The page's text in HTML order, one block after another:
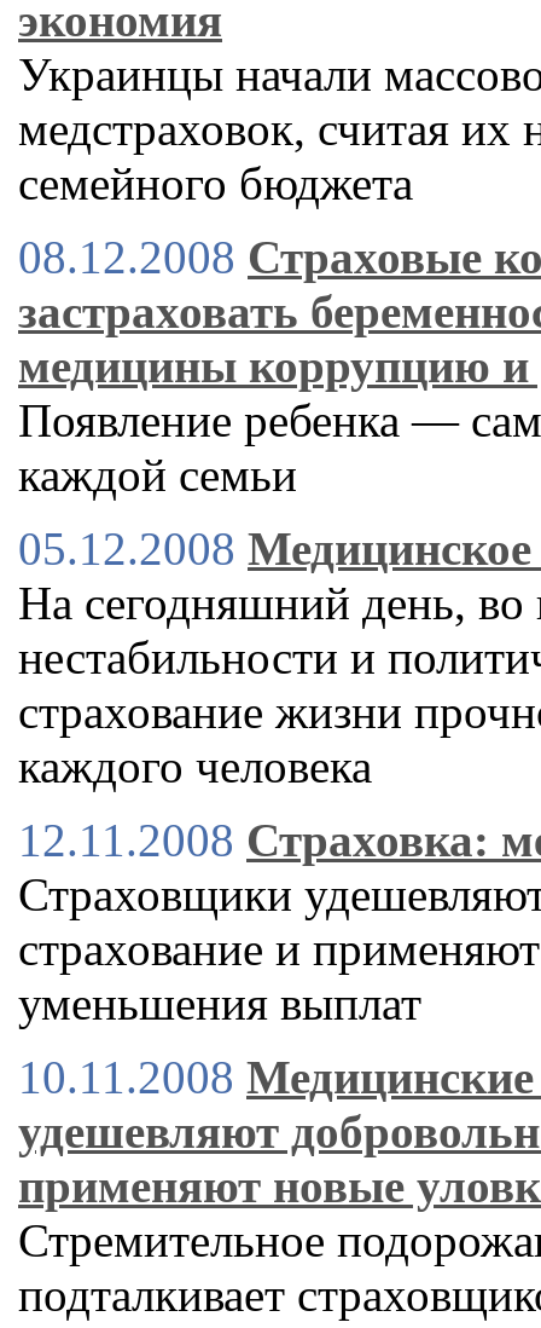
экономия
Украинцы начали
медстраховок, считая их
семейного бюджета
08.12.2008 Страховые
застраховать
медицины коррупцию и
Появление ребенка —
каждой семьи
05.12.2008 Медицинское
На сегодняшний день, во
нестабильности и
страхование жизни
каждого человека
12.11.2008 Страховка:
Страховщики
страхование и
уменьшения выплат
10.11.2008
удешевляют
применяют новые
Стремительное
подталкивает